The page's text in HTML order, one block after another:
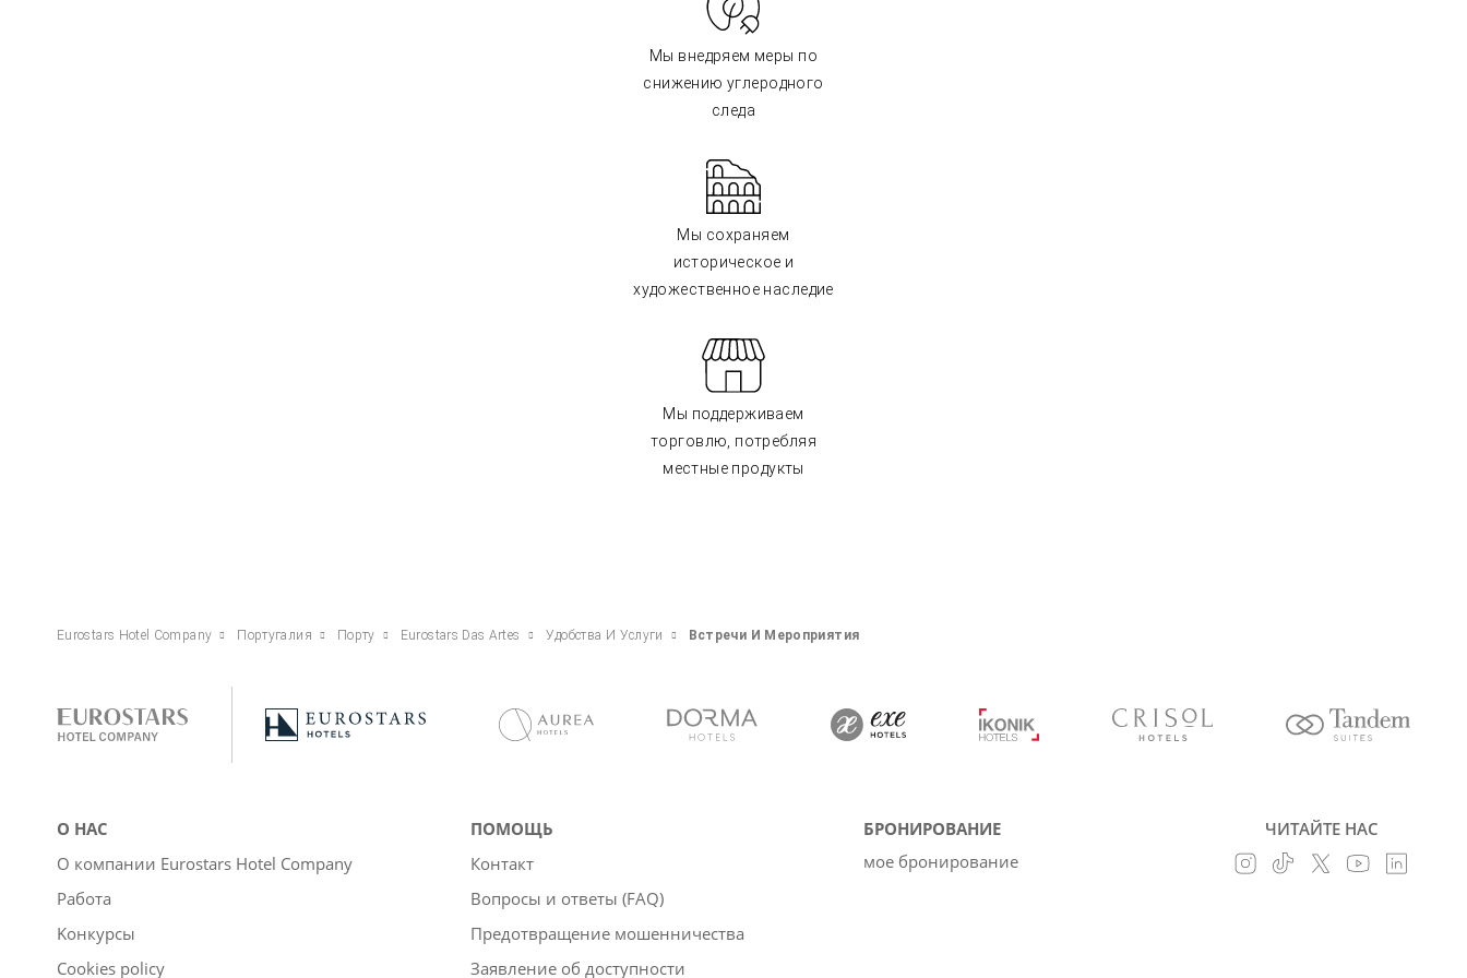
Мы внедряем меры по
снижению углеродного
следа
Мы сохраняем
историческое и
художественное наследие
Мы поддерживаем
торговлю, потребляя
местные продукты
Eurostars Hotel Company Португалия Порту Eurostars Das Artes Удобства И Услуги Встречи И Мероприятия
О НАС
О компании Eurostars Hotel Company
Работа
Kонкурсы
Cookies policy
ПОМОЩЬ
Контакт
Вопросы и ответы (FAQ)
Предотвращение мошенничества
Заявление об доступности
БРОНИРОВАНИЕ
мое бронирование
ЧИТАЙТЕ НАС